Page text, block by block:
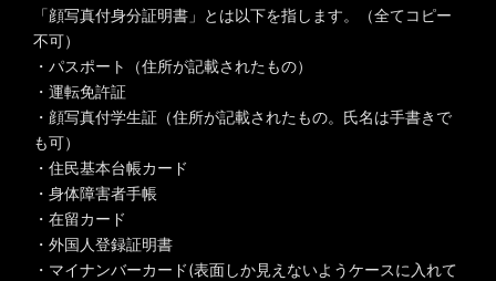
「顔写真付身分証明書」とは以下を指します。（全てコピー
不可）
・パスポート（住所が記載されたもの）
・運転免許証
・顔写真付学生証（住所が記載されたもの。氏名は手書きで
も可）
・住民基本台帳カード
・身体障害者手帳
・在留カード
・外国人登録証明書
・マイナンバーカード(表面しか見えないようケースに入れて